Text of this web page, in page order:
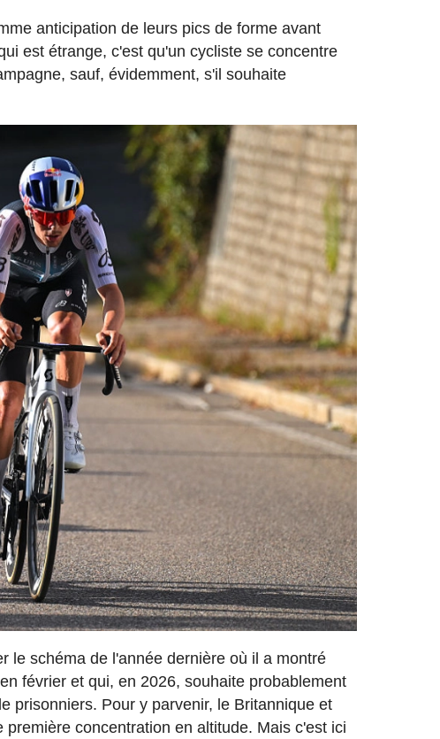
anticipation de leurs pics de forme avant
est étrange, c'est qu'un cycliste se concentre
sauf, évidemment, s'il souhaite
le schéma de l'année dernière où il a montré
février et qui, en 2026, souhaite probablement
prisonniers. Pour y parvenir, le Britannique et
concentration en altitude. Mais c'est ici